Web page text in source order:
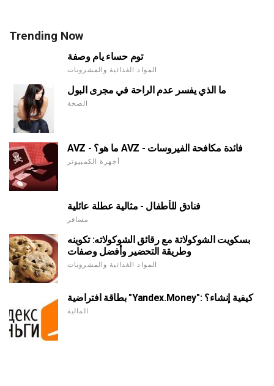
Trending Now
توم حساء يام وصفة
المواد الغذائية والمشروبات
ما الذي يفسر عدم الراحة في مجرى البول
الصحة
AVZ - ما هو؟ AVZ - فائدة مكافحة الفيروسات
أجهزة الكمبيوتر
فنادق للأطفال - مثالية عطلة عائلية
مسافر
بسكويت الشوكولاتة مع رقائق الشوكولاته: تكوينه
وطريقة التحضير وأفضل وصفات
المواد الغذائية والمشروبات
بطاقة افتراضية "Yandex.Money": كيفية إنشاء؟
المالية